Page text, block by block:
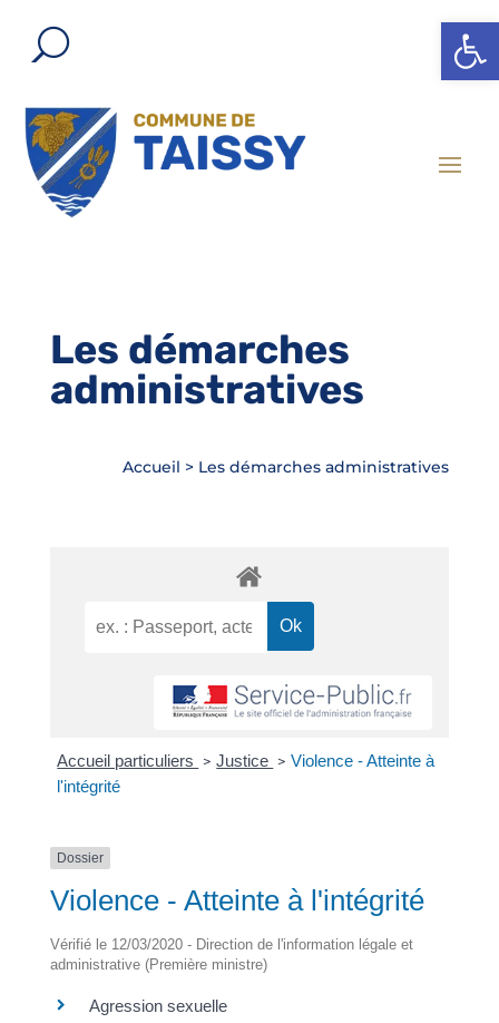
Ouvrir
Les démarches
administratives
Accueil > Les démarches administratives
Accueil particuliers > Justice > Violence - Atteinte à
l'intégrité
Dossier
Violence - Atteinte à l'intégrité
Vérifié le 12/03/2020 - Direction de l'information légale et
administrative (Première ministre)
Agression sexuelle